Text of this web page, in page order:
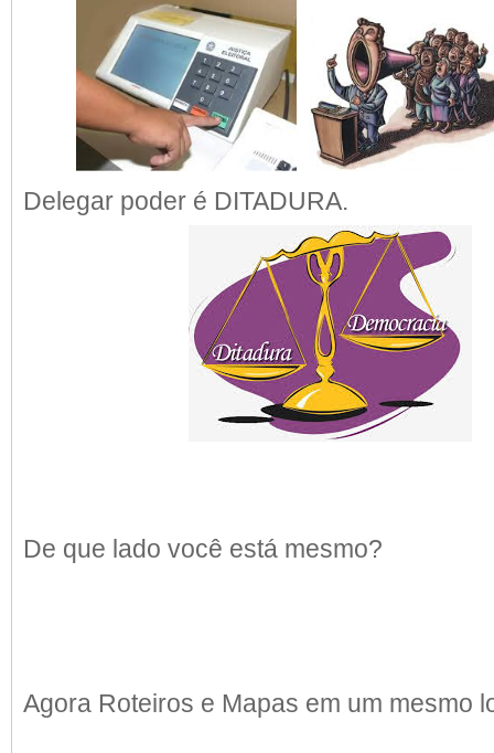
Delegar poder é DITADURA.
De que lado você está mesmo?
Agora Roteiros e Mapas em um mesmo